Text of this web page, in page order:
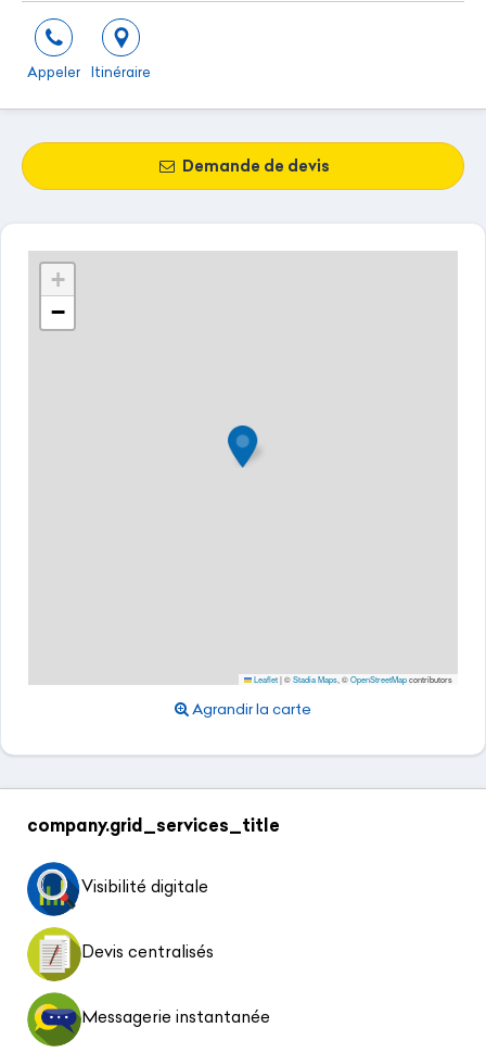
Appeler Itinéraire
Demande de devis
+
−
Leaflet|©Stadia Maps , ©OpenStreetMapcontributors
Agrandir la carte
company.grid_services_title
Visibilité digitale
Devis centralisés
Messagerie instantanée